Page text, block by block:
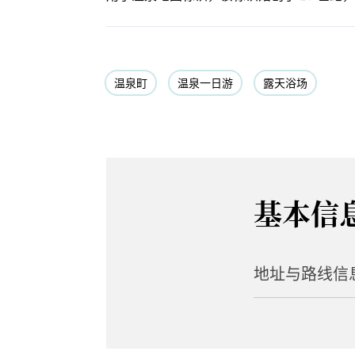
温泉町 温泉一日游 露天浴场
基本信
地址与路线信